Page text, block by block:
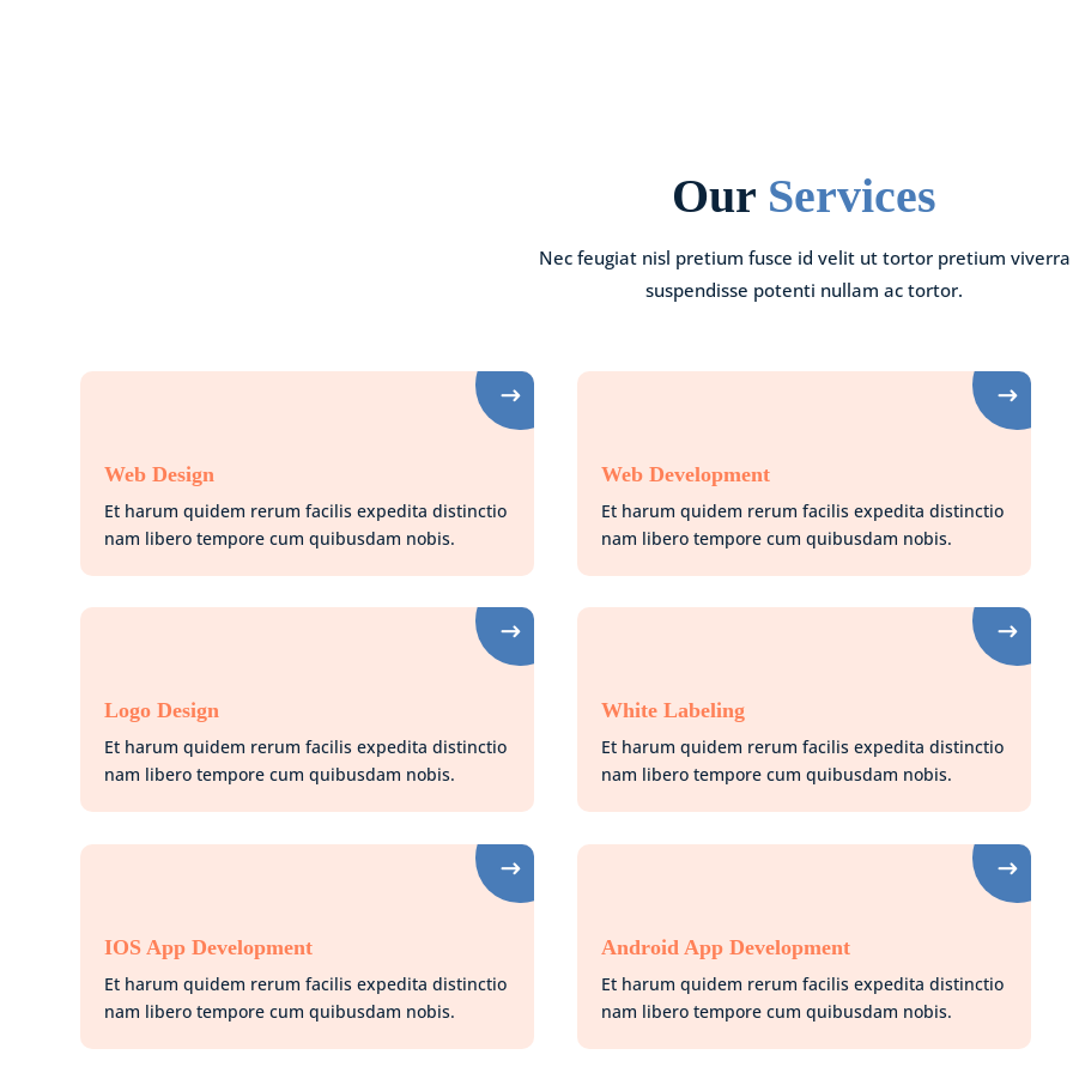
Our Services
Nec feugiat nisl pretium fusce id velit ut tortor pretium viverra
suspendisse potenti nullam ac tortor.
Web Design
Et harum quidem rerum facilis expedita distinctio
nam libero tempore cum quibusdam nobis.
Web Development
Et harum quidem rerum facilis expedita distinctio
nam libero tempore cum quibusdam nobis.
Logo Design
Et harum quidem rerum facilis expedita distinctio
nam libero tempore cum quibusdam nobis.
White Labeling
Et harum quidem rerum facilis expedita distinctio
nam libero tempore cum quibusdam nobis.
IOS App Development
Et harum quidem rerum facilis expedita distinctio
nam libero tempore cum quibusdam nobis.
Android App Development
Et harum quidem rerum facilis expedita distinctio
nam libero tempore cum quibusdam nobis.